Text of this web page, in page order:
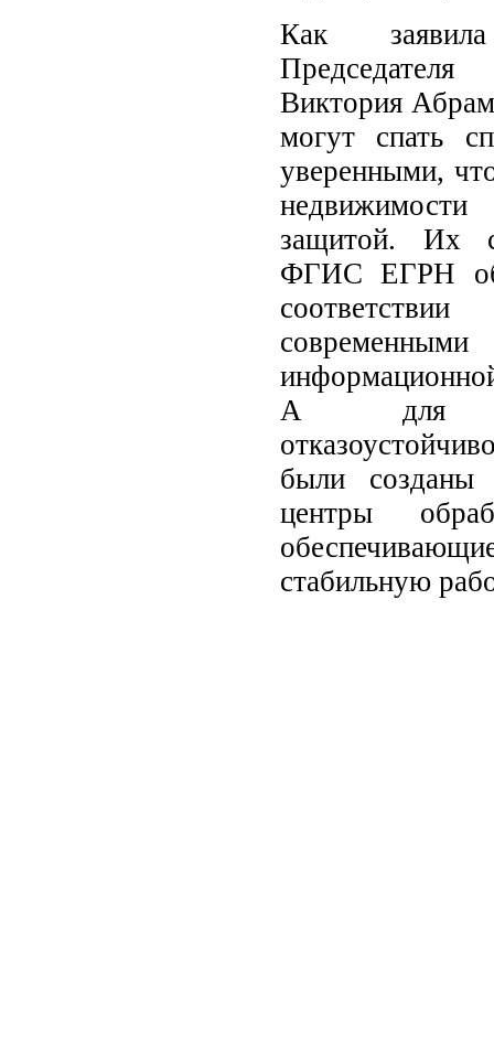
Как заявила
Председателя
Виктория
могут спать
уверенными,
защитой. Их
ФГИС ЕГРН
А для
были созданы
центры
стабильную